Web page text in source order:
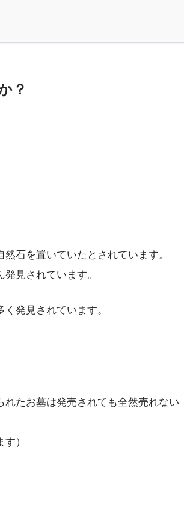
？
石を置いていたとされています。
見されています。
発見されています。
たお墓は発売されても全然売れない
）